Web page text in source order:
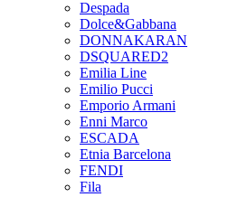
Despada
Dolce&Gabbana
DONNAKARAN
DSQUARED2
Emilia Line
Emilio Pucci
Emporio Armani
Enni Marco
ESCADA
Etnia Barcelona
FENDI
Fila